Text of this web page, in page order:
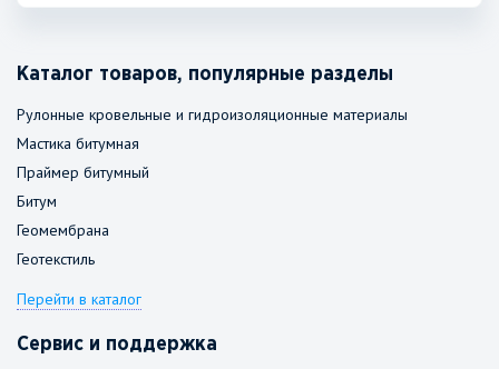
Каталог товаров, популярные разделы
Рулонные кровельные и гидроизоляционные материалы
Мастика битумная
Праймер битумный
Битум
Геомембрана
Геотекстиль
Перейти в каталог
Сервис и поддержка